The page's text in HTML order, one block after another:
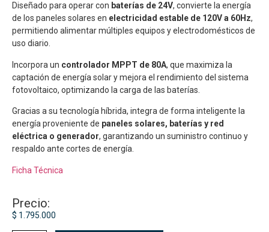
Diseñado para operar con baterías de 24V, convierte la energía
de los paneles solares en electricidad estable de 120V a 60Hz,
permitiendo alimentar múltiples equipos y electrodomésticos de
uso diario.
Incorpora un controlador MPPT de 80A, que maximiza la
captación de energía solar y mejora el rendimiento del sistema
fotovoltaico, optimizando la carga de las baterías.
Gracias a su tecnología híbrida, integra de forma inteligente la
energía proveniente de paneles solares, baterías y red
eléctrica o generador, garantizando un suministro continuo y
respaldo ante cortes de energía.
Ficha Técnica
Precio:
$ 1.795.000